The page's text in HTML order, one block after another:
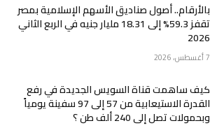
بالأرقام.. أصول صناديق الأسهم الإسلامية بمصر
تقفز 59.3% إلى 18.31 مليار جنيه في الربع الثاني
2026
7 أغسطس، 2026
كيف ساهمت قناة السويس الجديدة في رفع
القدرة الاستيعابية من 57 إلى 97 سفينة يومياً
وبحمولات تصل إلى 240 ألف طن ؟